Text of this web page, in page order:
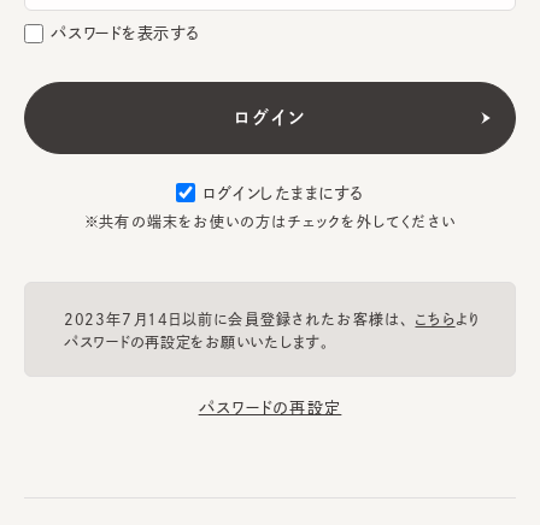
パスワードを表示する
ログインしたままにする
※共有の端末をお使いの方はチェックを外してください
2023年7月14日以前に会員登録されたお客様は、 こちらより
パスワードの再設定をお願いいたします。
パスワードの再設定